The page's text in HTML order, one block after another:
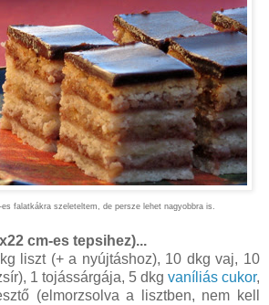
falatkákra szeleteltem, de persze lehet nagyobbra is.
cm-es tepsihez)...
liszt (+ a nyújtáshoz), 10 dkg vaj, 10
1 tojássárgája, 5 dkg vaníliás cukor,
(elmorzsolva a lisztben, nem kell